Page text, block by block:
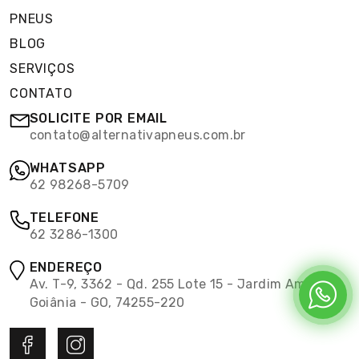
PNEUS
BLOG
SERVIÇOS
CONTATO
SOLICITE POR EMAIL
contato@alternativapneus.com.br
WHATSAPP
62 98268-5709
TELEFONE
62 3286-1300
ENDEREÇO
Av. T-9, 3362 - Qd. 255 Lote 15 - Jardim América,
Goiânia - GO, 74255-220